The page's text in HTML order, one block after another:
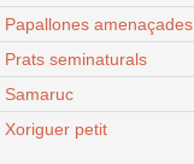
Papallones amenaçades
Prats seminaturals
Samaruc
Xoriguer petit